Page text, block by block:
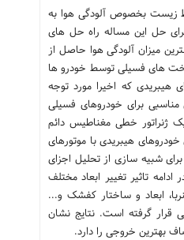
زیست بخصوص آلودگی هوا به
حل این مساله راه حل های
میزان آلودگی هوا حاصل از
های فسیلی توسط خودرو ها
هیبریدی که اخیرا مورد توجه
مناسبی برای خودروهای فسیلی
ژنراتور خطی مغناطیس دائم
هیبریدی با موتورهای
شبیه سازی از تحلیل اجزای
تاثیر تغییر ابعاد مختلف
ابعاد و ساختار کفشک و...
قرار گرفته است. نتایج نشان
بهترین خروجی را دارد.